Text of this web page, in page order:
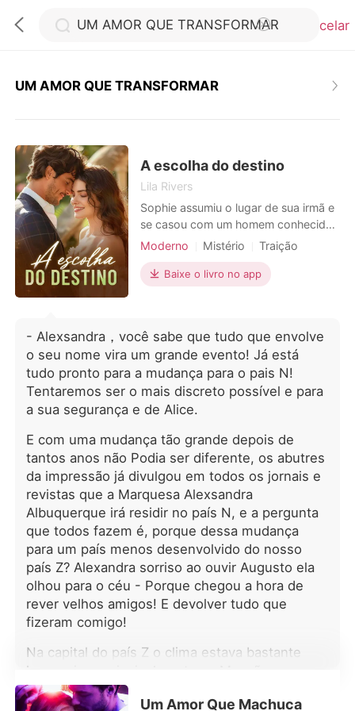
Cancelar
Loja
Histórico
Sair
UM AMOR QUE TRANSFORMAR
A escolha do destino
Lila Rivers
Sophie assumiu o lugar de sua irmã e
se casou com um homem conhecido
por sua aparência desfigurada e
casamento, a família de seu noivo até
rompeu relações com ele, tornado-o
a ruína dos dois, a carreira de Sophie
prosperou, e o amor deles só se
aprofundou. Mais tarde, durante um
evento de grande destaque, o CEO
de um conglomerado tirou a
ele era o marido de Sophie! ***
Adrian não tinha interesse em seu
casamento arranjado e se escondia
atrás de um disfarce na esperança de
que sua esposa desistisse dele.
Porém, quando ela tentou se afastar,
ele entrou em pânico e pediu: "Por
favor, Sophie, não vá. Um beijo, e eu
farei qualquer coisa por você."
Moderno Mistério
Traição
Triangulo amoroso
Identidade oculta
Baixe o livro no app
- Alexsandra，você sabe que tudo que envolve
o seu nome vira um grande evento! Já está
tudo pronto para a mudança para o pais N!
Tentaremos ser o mais discreto possível e para
a sua segurança e de Alice.
E com uma mudança tão grande depois de
tantos anos não Podia ser diferente, os abutres
da impressão já divulgou em todos os jornais e
revistas que a Marquesa Alexsandra
Albuquerque irá residir no país N, e a pergunta
que todos fazem é, porque dessa mudança
para um país menos desenvolvido do nosso
país Z? Alexandra sorriso ao ouvir Augusto ela
olhou para o céu - Porque chegou a hora de
rever velhos amigos! E devolver tudo que
fizeram comigo!
Na capital do país Z o clima estava bastante
harmonioso principalmente na Mansão
Albuquerque da Marquesa Alexsandra
Albuquerque, viúva do falecido Marques
Um Amor Que Machuca